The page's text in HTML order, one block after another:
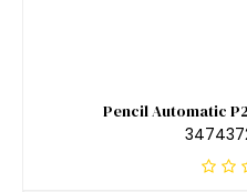
Pencil Automatic